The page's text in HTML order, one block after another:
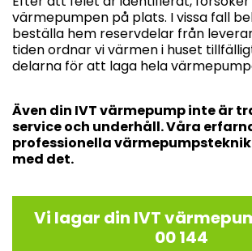
värmepumpen på plats. I vissa fall
beställa hem reservdelar från
tiden ordnar vi värmen i huset
delarna för att laga hela
Även din IVT värmepump inte är
service och underhåll. Våra
professionella
med det.
Vi lagar din IVT
00 144